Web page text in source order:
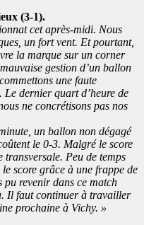
(3-1).
cet après-midi. Nous
un fort vent. Et pourtant,
la marque sur un corner
gestion d’un ballon
une faute
dernier quart d’heure de
ne concrétisons pas nos
un ballon non dégagé
le 0-3. Malgré le score
transversale. Peu de temps
score grâce à une frappe de
pu revenir dans ce match
Il faut continuer à travailler
prochaine à Vichy. »